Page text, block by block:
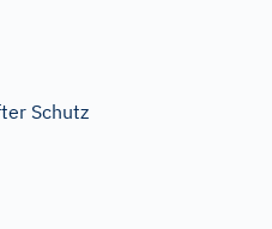
Schutz